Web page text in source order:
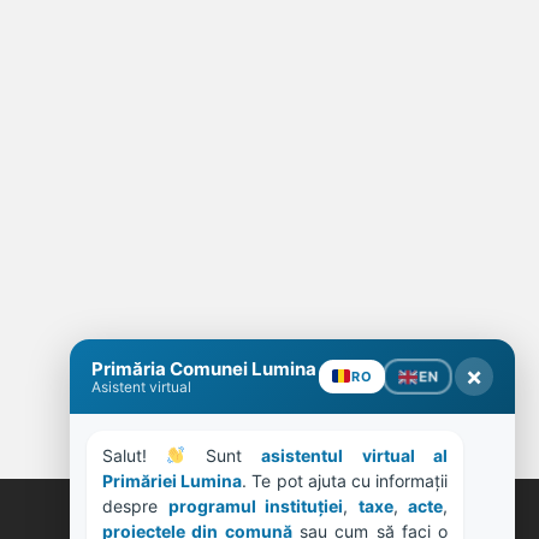
Primăria Comunei Lumina
Asistent virtual
RO EN ×
Salut! Sunt asistentul virtual al
Primăriei Lumina. Te pot ajuta cu informații
despre programul instituției, taxe, acte
proiectele din comună